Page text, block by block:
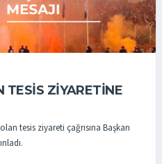
TESİS ZİYARETİNE
tesis ziyareti çağrısına Başkan